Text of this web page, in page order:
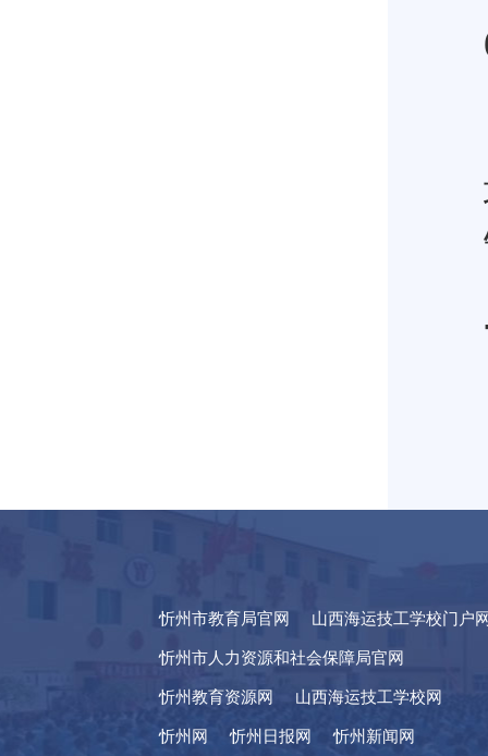
忻州市教育局官网 山西海运技工学校门户
忻州市人力资源和社会保障局官网
忻州教育资源网 山西海运技工学校网
忻州网 忻州日报网 忻州新闻网